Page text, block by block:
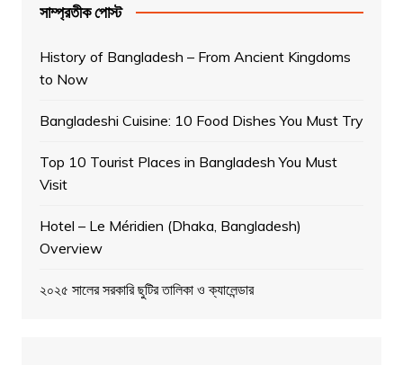
সাম্প্রতীক পোস্ট
History of Bangladesh – From Ancient Kingdoms
to Now
Bangladeshi Cuisine: 10 Food Dishes You Must Try
Top 10 Tourist Places in Bangladesh You Must
Visit
Hotel – Le Méridien (Dhaka, Bangladesh)
Overview
২০২৫ সালের সরকারি ছুটির তালিকা ও ক্যালেন্ডার